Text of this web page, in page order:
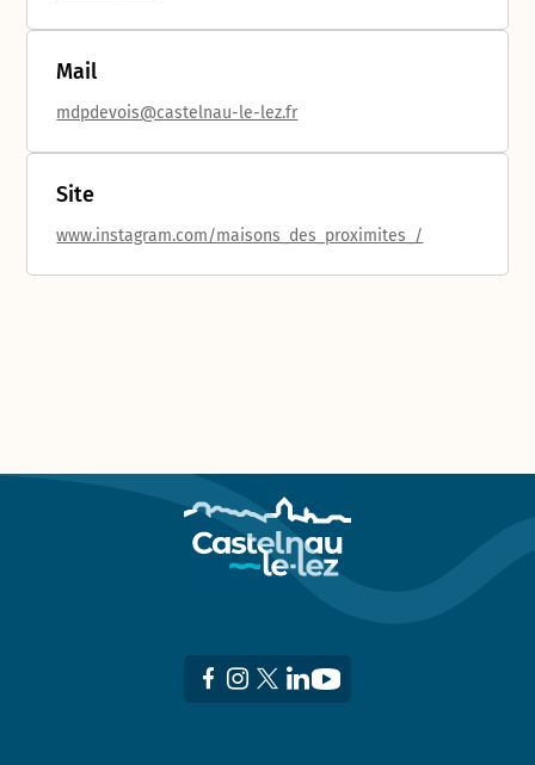
Mail
mdpdevois@castelnau-le-lez.fr
Site
www.instagram.com/maisons_des_proximites_/